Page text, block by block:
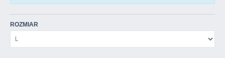
ROZMIAR